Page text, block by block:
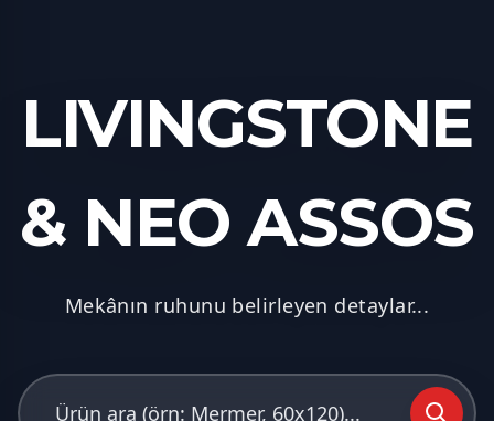
LIVINGSTONE
& NEO ASSOS
Mekânın ruhunu belirleyen detaylar...